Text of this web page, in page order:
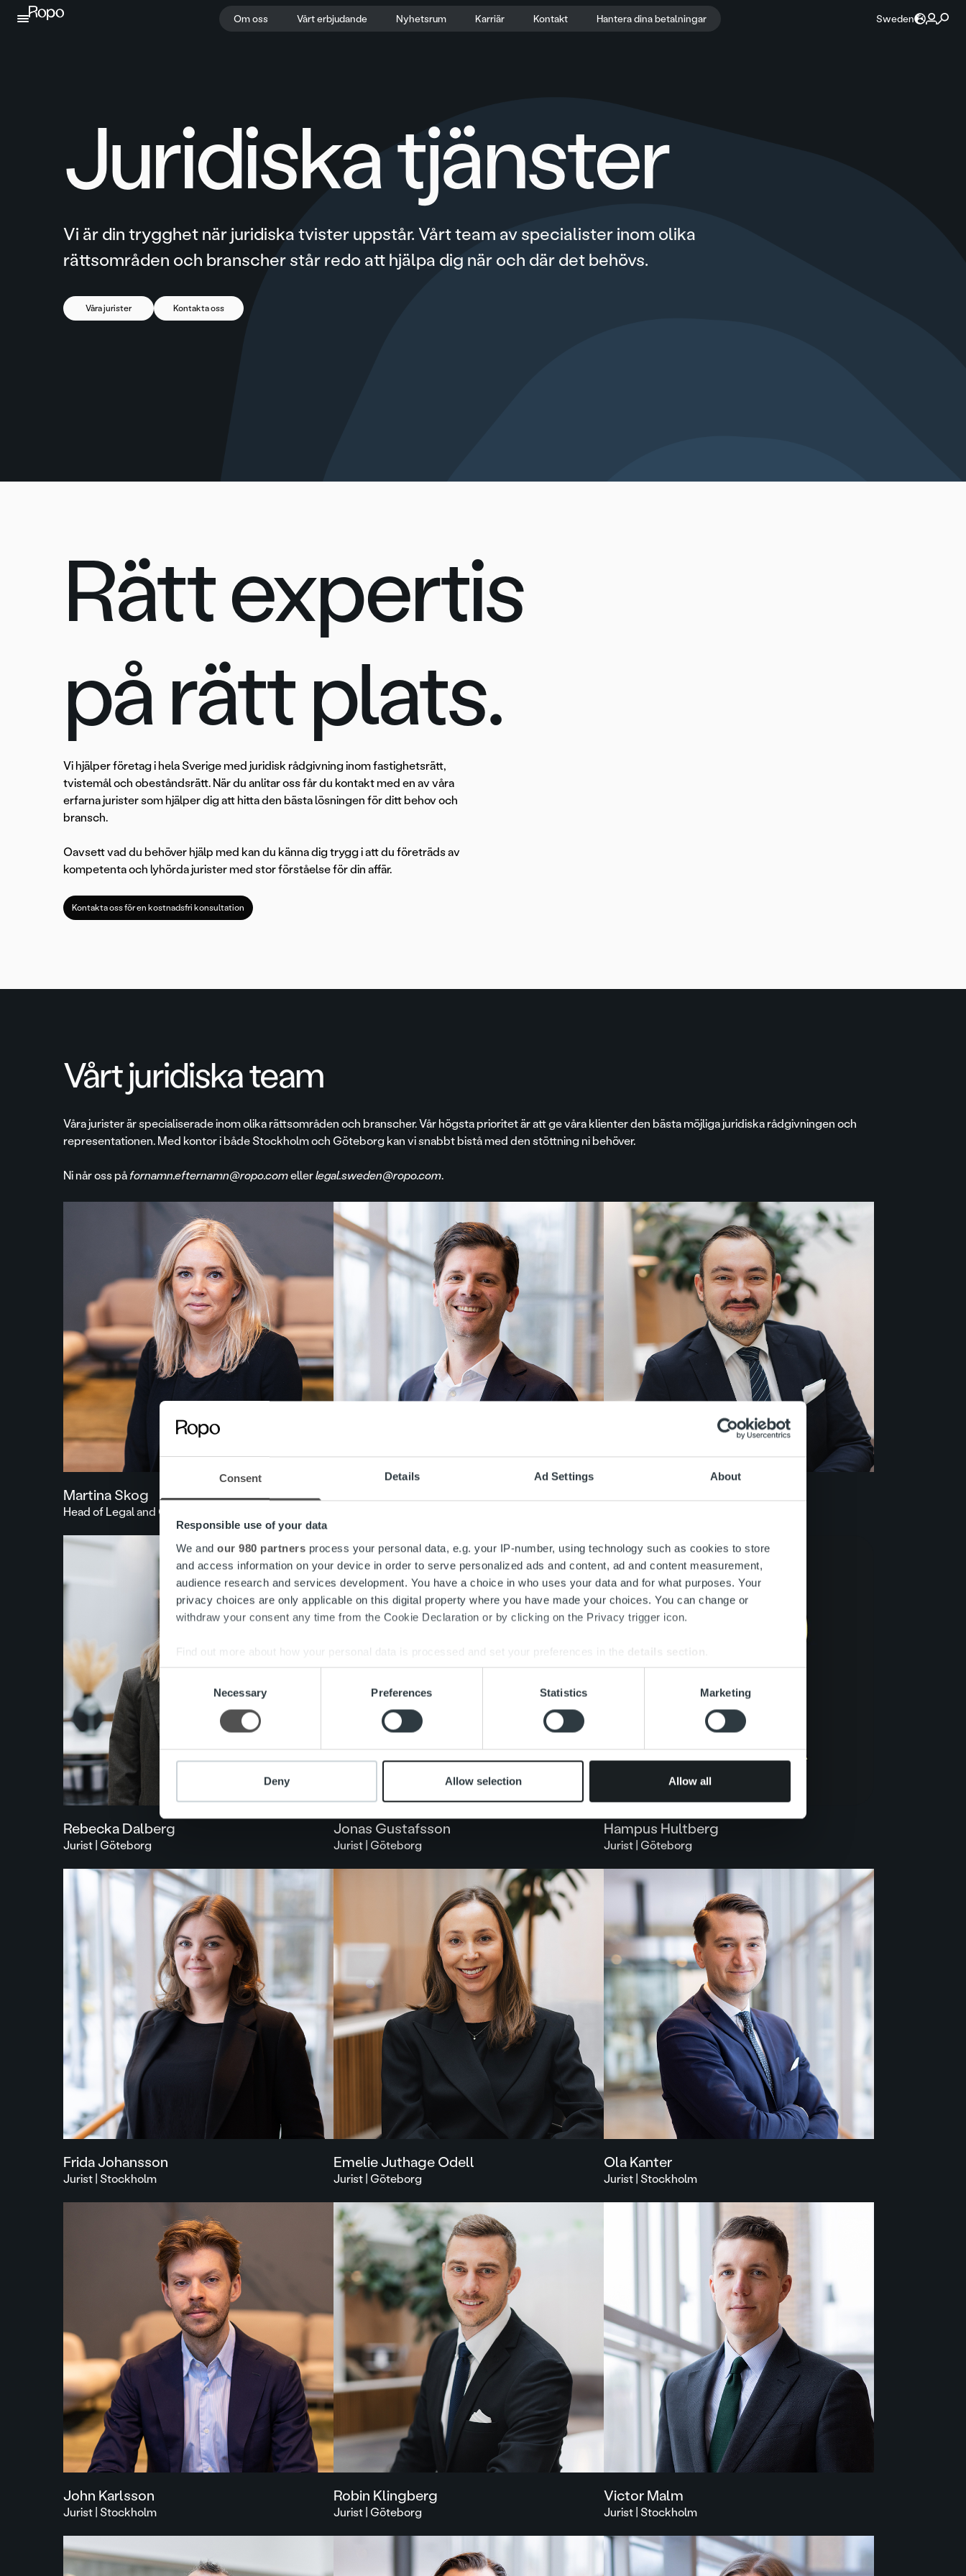
Consent Details Ad Settings About
Responsible use of your data
We and our 980 partners process your personal data, e.g. your IP-number, using technology such as cookies to store
and access information on your device in order to serve personalized ads and content, ad and content measurement,
audience research and services development. You have a choice in who uses your data and for what purposes. Your
privacy choices are only applicable on this digital property where you have made your choices. You can change or
withdraw your consent any time from the Cookie Declaration or by clicking on the Privacy trigger icon.
Find out more about how your personal data is processed and set your preferences in the details section
We use cookies to personalise content and ads, to provide social media features and to analyse our traffic. We also share
information about your use of our site with our social media, advertising and analytics partners who may combine it with
other information that you’ve provided to them or that they’ve collected from your use of their services.
Consent
Necessary Preferences Statistics Marketing
Deny Allow selection Allow all
Hoppa till innehållet
Om oss Vårt erbjudande Nyhetsrum Karriär Kontakt Hantera dina betalningar Sweden
Juridiska tjänster
Vi är din trygghet när juridiska tvister uppstår. Vårt team av specialister inom olika
rättsområden och branscher står redo att hjälpa dig när och där det behövs.
Våra jurister Kontakta oss
Rätt expertis
på rätt plats.
Vi hjälper företag i hela Sverige med juridisk rådgivning inom fastighetsrätt,
tvistemål och obeståndsrätt. När du anlitar oss får du kontakt med en av våra
erfarna jurister som hjälper dig att hitta den bästa lösningen för ditt behov och
bransch.
Oavsett vad du behöver hjälp med kan du känna dig trygg i att du företräds av
kompetenta och lyhörda jurister med stor förståelse för din affär.
Kontakta oss för en kostnadsfri konsultation
Vårt juridiska team
Våra jurister är specialiserade inom olika rättsområden och branscher. Vår högsta prioritet är att ge våra klienter den bästa möjliga juridiska rådgivningen och
representationen. Med kontor i både Stockholm och Göteborg kan vi snabbt bistå med den stöttning ni behöver.
Ni når oss på fornamn.efternamn@ropo.comellerlegal.sweden@ropo.com.
Martina Skog
Head of Legal and Compliance
Rebecka Dalberg
Jurist | Göteborg
Jonas Gustafsson
Jurist | Göteborg
Hampus Hultberg
Jurist | Göteborg
Frida Johansson
Jurist | Stockholm
Emelie Juthage Odell
Jurist | Göteborg
Ola Kanter
Jurist | Stockholm
John Karlsson
Jurist | Stockholm
Robin Klingberg
Jurist | Göteborg
Victor Malm
Jurist | Stockholm